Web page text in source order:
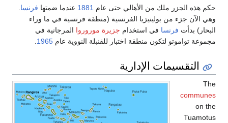
حكم هذه الجزر ملك من الأهالي حتى عام 1881 عندما ضمتها فرنسا
وهي الآن جزء من بولينيزيا الفرنسية (منطقة فرنسية في ما وراء
البحار) بدأت فرنسا في استخدام جزيرة موروروا المرجانية في
مجموعة تواموتو لتكون منطقة اختبار للقنبلة النووية عام 1965
التقسيمات الإدارية
The
communes
on the
Tuamotus